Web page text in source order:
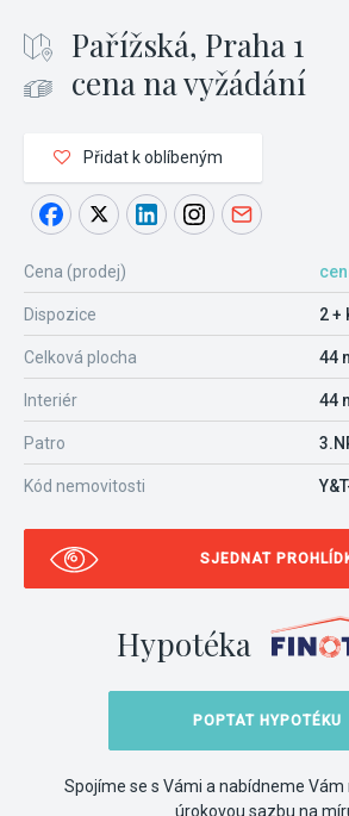
Pařížská, Praha 1
cena na vyžádání
Přidat k oblíbeným
Cena (prodej)
Dispozice 2 +
Celková plocha 44
Interiér 44
Patro
Kód nemovitosti
SJEDNAT
Hypotéka
POPTAT HYPOTÉKU
Spojíme se s Vámi a nabídneme
úrokovou sazbu na